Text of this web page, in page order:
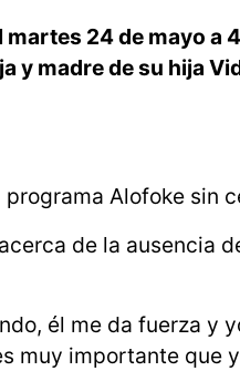
24 de mayo a
y madre de su hija
Alofoke sin
de la ausencia
él me da fuerza y
muy importante que